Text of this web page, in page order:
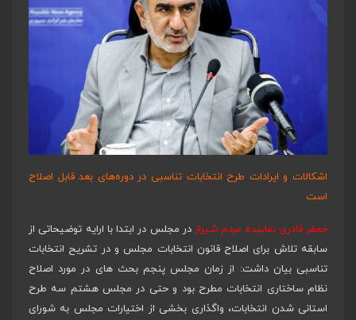
اشکالات و ایرادات طرح انتخابات تناسبی در دوره‌های بعد قابل اصلاح
است
جعفر قادری نماینده مردم شیرازدر مجلس در ابتدا با ارایه توضیحاتی از
سابقه تلاش برای اصلاح قانون انتخابات مجلس و در تشریح انتخابات
تناسبی بیان داشت: از زمان مجلس پنجم بحث های در مورد اصلاح
نظام ساختاری انتخابات مطرح بود و حتی در مجلس هشتم سه طرح
استانی شدن انتخابات، واگذاری بخشی از اختیارات مجلس به شورای